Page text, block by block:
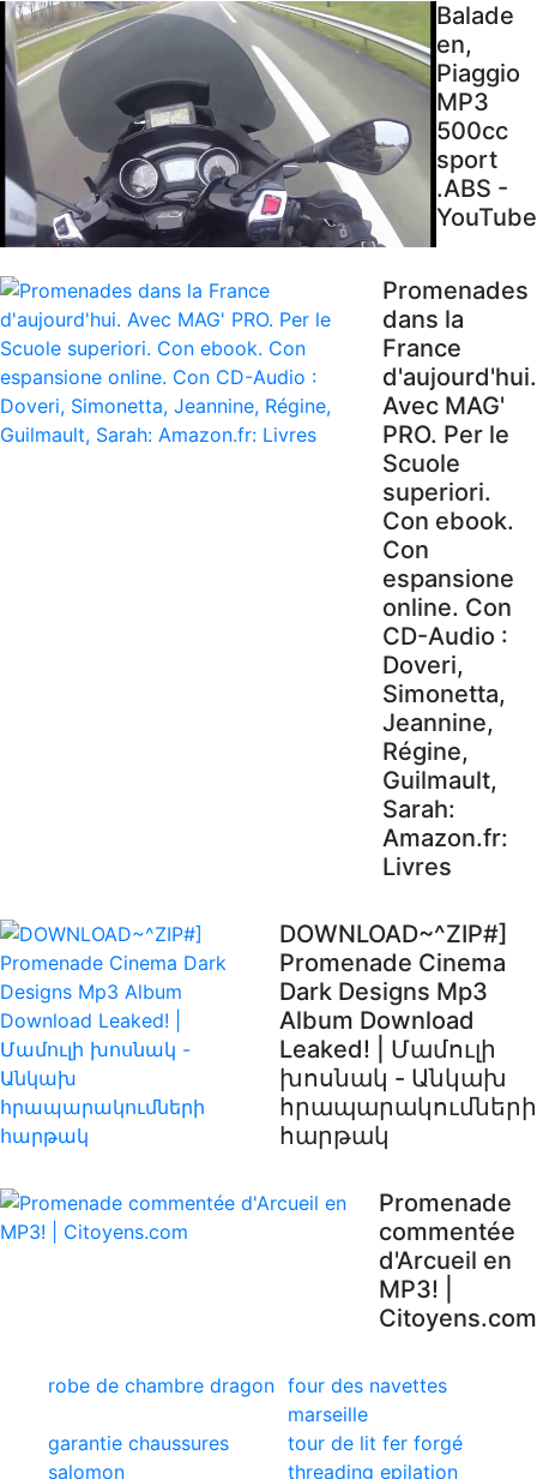
Balade
en,
Piaggio
MP3
500cc
sport
.ABS -
YouTube
Promenades
dans la
France
d'aujourd'hui.
Avec MAG'
PRO. Per le
Scuole
superiori.
Con ebook.
Con
espansione
online. Con
CD-Audio :
Doveri,
Simonetta,
Jeannine,
Régine,
Guilmault,
Sarah:
Amazon.fr:
Livres
DOWNLOAD~^ZIP#]
Promenade Cinema
Dark Designs Mp3
Album Download
Leaked! | Մամուլի
խոսնակ - Անկախ
հրապարակումների
հարթակ
Promenade
commentée
d'Arcueil en
MP3! |
Citoyens.com
robe de chambre dragon four des navettes
marseille
garantie chaussures
salomon
tour de lit fer forgé
threading epilation